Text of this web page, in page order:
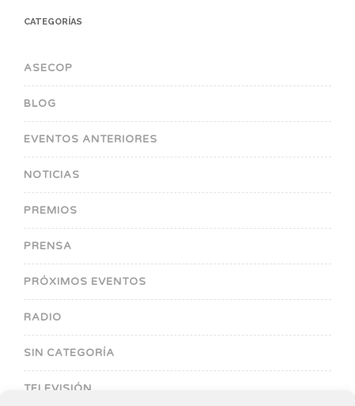
CATEGORÍAS
ASECOP
BLOG
EVENTOS ANTERIORES
NOTICIAS
PREMIOS
PRENSA
PRÓXIMOS EVENTOS
RADIO
SIN CATEGORÍA
TELEVISIÓN